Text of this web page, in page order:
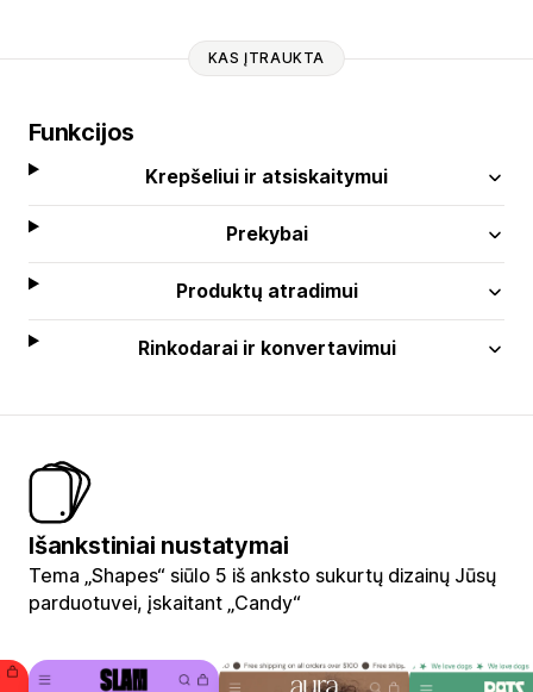
KAS ĮTRAUKTA
Funkcijos
Krepšeliui ir atsiskaitymui
Prekybai
Produktų atradimui
Rinkodarai ir konvertavimui
Išankstiniai nustatymai
Tema „Shapes“ siūlo 5 iš anksto sukurtų dizainų Jūsų
parduotuvei, įskaitant „Candy“